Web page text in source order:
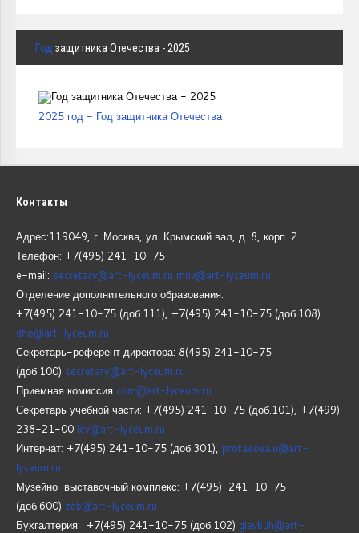
Год защитника Отечества - 2025
2025 год - Год защитника Отечества
Контакты
Адрес:119049, г. Москва, ул. Крымский вал, д. 8, корп. 2.
Телефон: +7(495) 241-10-75
e-mail: secretary@art-lyceum.ru mnv@art-lyceum.ru
Отделение дополнительного образования:
+7(495) 241-10-75 (доб.111), +7(495) 241-10-75 (доб.108)
dho@art-lyceum.ru
Секретарь-референт директора: 8(495) 241-10-75
(доб.100) secretary@art-lyceum.ru
Приемная комиссия com@art-lyceum.ru
Секретарь учебной части: +7(495) 241-10-75 (доб.101), +7(499)
238-21-00 lev@art-lyceum.ru
Интернат: +7(495) 241-10-75 (доб.301), protasova.u@art-
lyceum.ru
Музейно-выставочный комплекс: +7(495)-241-10-75
(доб.600) zeb@art-lyceum.ru
Бухгалтерия: +7(495) 241-10-75 (доб.102) glavbuh@art-